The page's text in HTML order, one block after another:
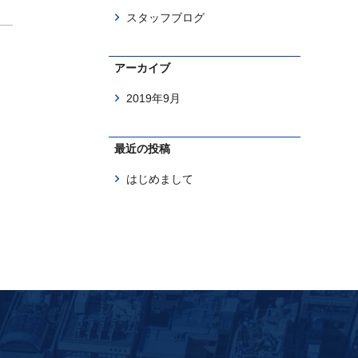
スタッフブログ
アーカイブ
2019年9月
最近の投稿
はじめまして